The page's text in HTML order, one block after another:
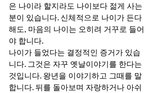
은 나이라 할지라도 나이보다 젊게 사는
분이 있습니다. 신체적으로 나이가 든다
해도, 마음의 나이는 오히려 거꾸로 들어
야 합니다.
나이가 들었다는 결정적인 증거가 있습
니다. 그것은 자꾸 옛날이야기를 한다는
것입니다. 왕년을 이야기하고 그때를 말
합니다. 뒤를 돌아보며 자랑하거나 아쉬